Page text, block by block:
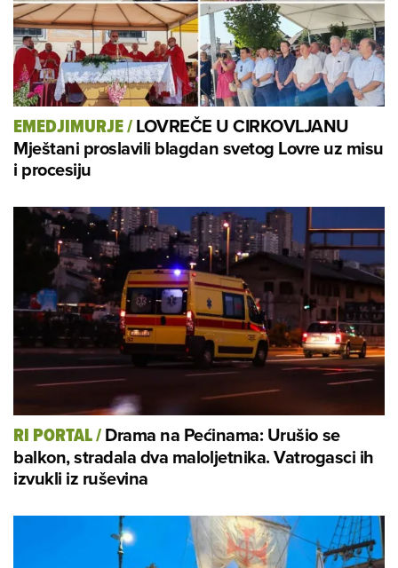
EMEDJIMURJE/LOVREČE U CIRKOVLJANU
Mještani proslavili blagdan svetog Lovre uz misu
i procesiju
RI PORTAL/Drama na Pećinama: Urušio se
balkon, stradala dva maloljetnika. Vatrogasci ih
izvukli iz ruševina